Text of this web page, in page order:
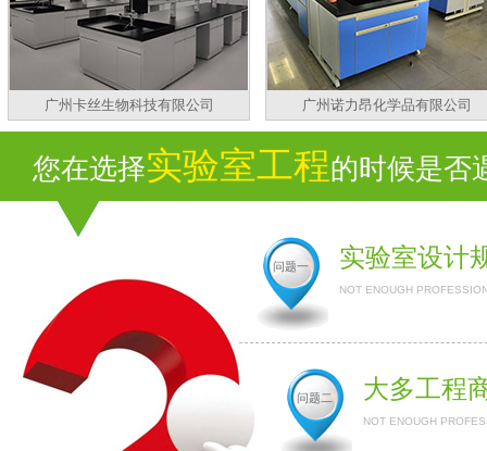
广州卡丝生物科技有限公司 广州诺力昂化学品有限公司
您在选择实验室工程的时候是否遇
问题一 实验室设计
NOT ENOUGH
问题二 大多工程
NOT ENOUGH